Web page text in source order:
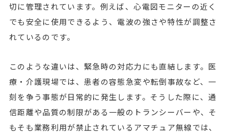
切に管理されています。例えば、心電図モニターの近く
でも安全に使用できるよう、電波の強さや特性が調整さ
れているのです。
このような違いは、緊急時の対応力にも直結します。医
療・介護現場では、患者の容態急変や転倒事故など、一
刻を争う事態が日常的に発生します。そうした際に、通
信距離や品質の制限がある一般のトランシーバーや、そ
もそも業務利用が禁止されているアマチュア無線では、